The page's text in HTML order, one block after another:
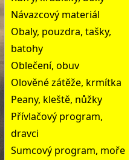
Návazcový materiál
Obaly, pouzdra, tašky,
batohy
Oblečení, obuv
Olověné zátěže, krmítka
Peany, kleště, nůžky
Přívlačový program,
dravci
Sumcový program, moře